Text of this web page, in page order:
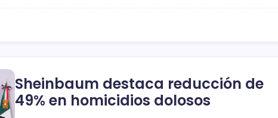
Sheinbaum destaca reducción de
49% en homicidios dolosos